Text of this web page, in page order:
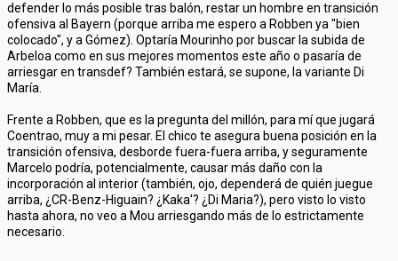
defender lo más posible tras balón, restar un hombre en transición
ofensiva al Bayern (porque arriba me espero a Robben ya "bien
colocado", y a Gómez). Optaría Mourinho por buscar la subida de
Arbeloa como en sus mejores momentos este año o pasaría de
arriesgar en transdef? También estará, se supone, la variante Di
María.
Frente a Robben, que es la pregunta del millón, para mí que jugará
Coentrao, muy a mi pesar. El chico te asegura buena posición en la
transición ofensiva, desborde fuera-fuera arriba, y seguramente
Marcelo podría, potencialmente, causar más daño con la
incorporación al interior (también, ojo, dependerá de quién juegue
arriba, ¿CR-Benz-Higuain? ¿Kaka'? ¿Di Maria?), pero visto lo visto
hasta ahora, no veo a Mou arriesgando más de lo estrictamente
necesario.